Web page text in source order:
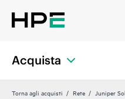
Acquista
Torna agli acquisti Rete Juniper